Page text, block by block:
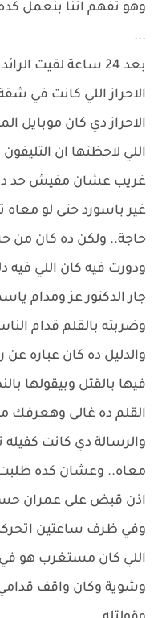
وهو تفهم اننا بنعمل
...
بعد 24 ساعة لقيت
الاحراز اللي كانت في
الاحراز دي كان موبايل
اللي لاحظتها ان
غريب عشان مفيش حد
غير باسورد حتى لو
حاجة.. ولكن ده كان من
ودورت فيه كان اللي فيه
جار الدكتور عز ومدام
وضربته بالقلم قدام
والدليل ده كان عباره
فيها بالقتل
القلم ده غالى وهعرفك
والرسالة دي كانت
معاه.. وعشان كده طلبت
اذن قبض على عمران
وفي ظرف ساعتين
اللي كان مستغرب هو في
وشوية وكان واقف